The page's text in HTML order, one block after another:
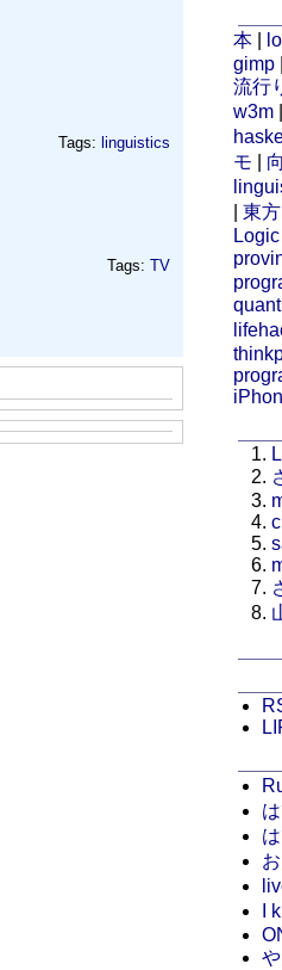
Tags: linguistics
Tags: TV
本
gimp
流行
w3m
モ
|東方
Logic
I